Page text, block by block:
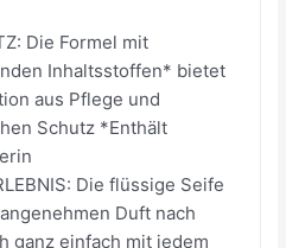
Die Formel mit
Inhaltsstoffen* bietet
aus Pflege und
Schutz *Enthält
Die flüssige Seife
Duft nach
ganz einfach mit jedem